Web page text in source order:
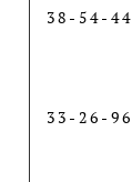
38-54-44
33-26-96